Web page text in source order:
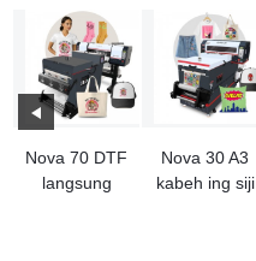
Nova 70 DTF
langsung
Nova 30 A3
kabeh ing siji